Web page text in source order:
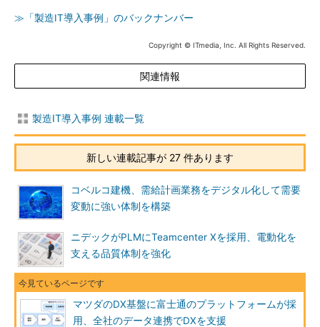
≫「製造IT導入事例」のバックナンバー
Copyright © ITmedia, Inc. All Rights Reserved.
関連情報
製造IT導入事例 連載一覧
新しい連載記事が 27 件あります
コベルコ建機、需給計画業務をデジタル化して需要
変動に強い体制を構築
ニデックがPLMにTeamcenter Xを採用、電動化を
支える品質体制を強化
マツダのDX基盤に富士通のプラットフォームが採
用、全社のデータ連携でDXを支援